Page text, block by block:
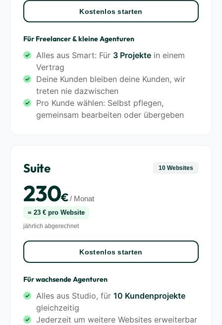
Kostenlos starten
Für Freelancer & kleine Agenturen
Alles aus Smart: Für 3 Projekte in einem
Vertrag
Deine Kunden bleiben deine Kunden, wir
treten nie dazwischen
Pro Kunde wählen: Selbst pflegen,
gemeinsam bearbeiten oder übergeben
Suite 10 Websites
230€/ Monat
= 23 € pro Website
jährlich abgerechnet
Kostenlos starten
Für wachsende Agenturen
Alles aus Studio, für 10 Kundenprojekte
gleichzeitig
Jederzeit um weitere Websites erweiterbar